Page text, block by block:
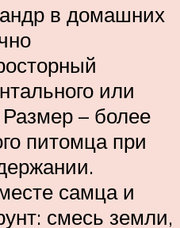
в домашних
или
Размер – более
питомца при
самца и
смесь земли,